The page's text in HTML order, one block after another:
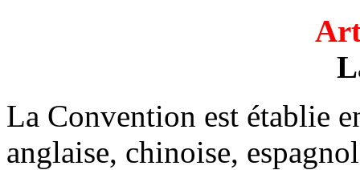
La Convention est établie
anglaise, chinoise,